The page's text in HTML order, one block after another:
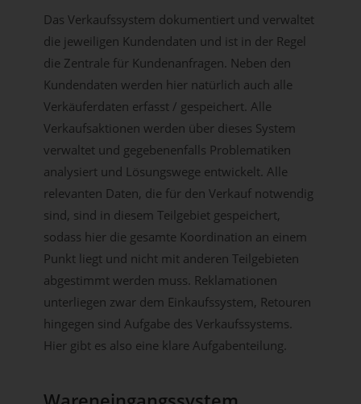
Das Verkaufssystem dokumentiert und verwaltet
die jeweiligen Kundendaten und ist in der Regel
die Zentrale für Kundenanfragen. Neben den
Kundendaten werden hier natürlich auch alle
Verkäuferdaten erfasst / gespeichert. Alle
Verkaufsaktionen werden über dieses System
verwaltet und gegebenenfalls Problematiken
analysiert und Lösungswege entwickelt. Alle
relevanten Daten, die für den Verkauf notwendig
sind, sind in diesem Teilgebiet gespeichert,
sodass hier die gesamte Koordination an einem
Punkt liegt und nicht mit anderen Teilgebieten
abgestimmt werden muss. Reklamationen
unterliegen zwar dem Einkaufssystem, Retouren
hingegen sind Aufgabe des Verkaufssystems.
Hier gibt es also eine klare Aufgabenteilung.